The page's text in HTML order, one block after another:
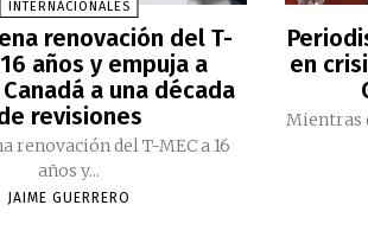
INTERNACIONALES
renovación del T-
16 años y empuja a
a una década
revisiones
renovación del T-MEC a 16
años y...
JAIME GUERRERO
en
Mientras